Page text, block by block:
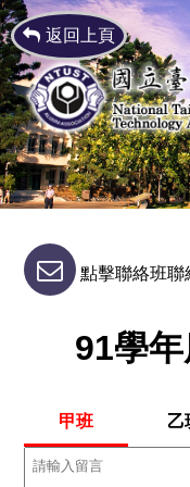
返回上頁
91學
甲班 乙
點擊聯絡班聯